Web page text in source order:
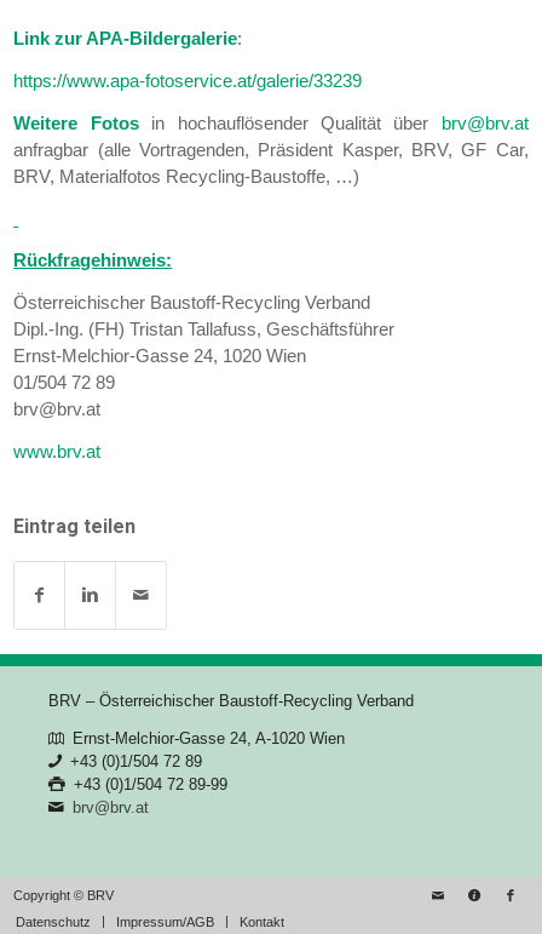
Link zur APA-Bildergalerie:
https://www.apa-fotoservice.at/galerie/33239
Weitere Fotosin hochauflösender Qualität über brv@brv.at
anfragbar (alle Vortragenden, Präsident Kasper, BRV, GF Car,
BRV, Materialfotos Recycling-Baustoffe, …)
Rückfragehinweis:
Österreichischer Baustoff-Recycling Verband
Dipl.-Ing. (FH) Tristan Tallafuss, Geschäftsführer
Ernst-Melchior-Gasse 24, 1020 Wien
01/504 72 89
brv@brv.at
www.brv.at
Eintrag teilen
BRV – Österreichischer Baustoff-Recycling Verband
Ernst-Melchior-Gasse 24, A-1020 Wien
+43 (0)1/504 72 89
+43 (0)1/504 72 89-99
brv@brv.at
Copyright © BRV
Datenschutz
Impressum/AGB Kontakt